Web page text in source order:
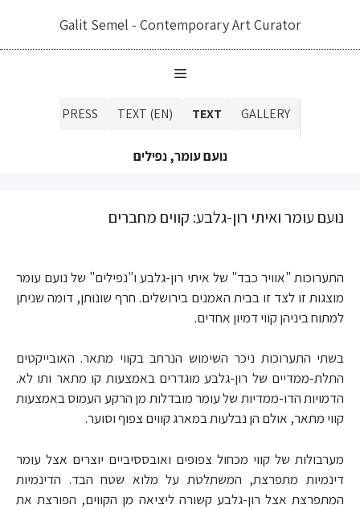
Galit Semel - Contemporary Art Curator
GALLERY
TEXT
TEXT (EN)
PRESS
נועם עומר, נפילים
נועם עומר ואיתי רון-גלבע: קווים מחברים
התערוכות "אוויר כבד" של איתי רון-גלבע ו"נפילים" של נועם עומר
מוצגות זו לצד זו בבית האמנים בירושלים. חרף שונוּתן, דומה שניתן
למתוח ביניהן קווי דמיון אחדים.
בשתי התערוכות ניכר השימוש הנרחב בקווי מתאר. האובייקטים
התלת-ממדיים של רון-גלבע מוגדרים באמצעות קו מתאר ותו לא.
הדמויות הדו-ממדיות של עומר מובדלות מן הרקע העמוס באמצעות
קווי מתאר, אולם הן נבלעות במארג קווים צפוף וסוער.
מערבולות של קווי מכחול צפופים ואובססיביים יוצרים אצל עומר
דינמיות מתפרצת, המשתלטת על מלוא שטח הבד. הדינמיות
המתפרצת אצל רון-גלבע קשורה ליציאה מן הקווים, הפורצת את